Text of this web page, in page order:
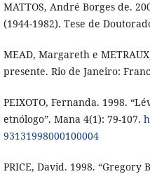
MATTOS, André Borges de.
(1944-1982). Tese de
MEAD, Margareth e
presente. Rio de Janeiro:
PEIXOTO, Fernanda. 1998.
etnólogo”. Mana 4(1): 79-107.
93131998000100004
PRICE, David. 1998. “Gregory